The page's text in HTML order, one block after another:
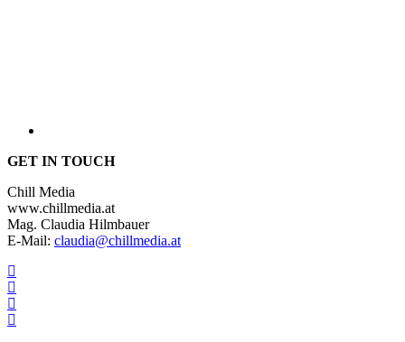
GET IN TOUCH
Chill Media
www.chillmedia.at
Mag. Claudia Hilmbauer
E-Mail: claudia@chillmedia.at